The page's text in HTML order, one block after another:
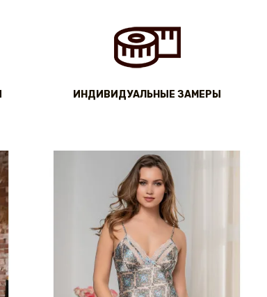
ИНДИВИДУАЛЬНЫЕ ЗАМЕРЫ